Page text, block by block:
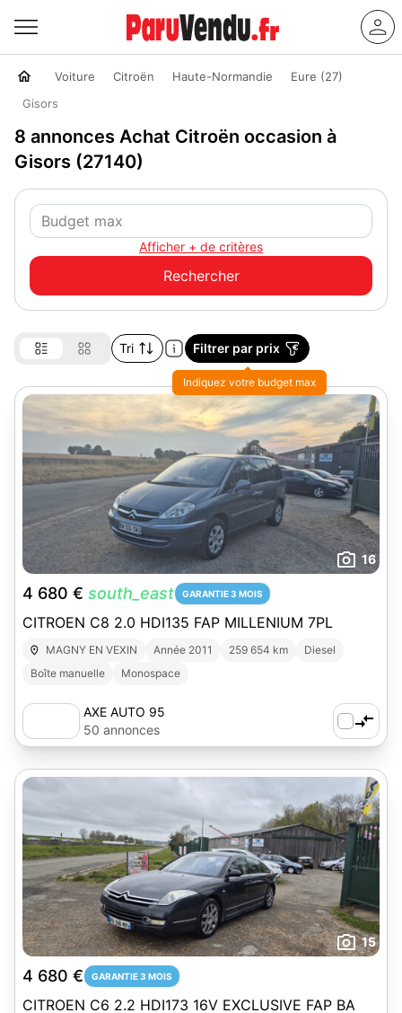
Voiture Citroën Haute-Normandie
Eure (27)
Gisors
8 annonces Achat Citroën occasion à
Gisors (27140)
Afficher + de critères
Tri Filtrer par prix
Indiquez votre budget max
16
4 680 € south_east GARANTIE 3 MOIS
CITROEN C8 2.0 HDI135 FAP MILLENIUM 7PL
MAGNY EN VEXIN Année 2011 259 654 km
Diesel
Boîte manuelle
Monospace
AXE AUTO 95
50 annonces
15
4 680 € GARANTIE 3 MOIS
CITROEN C6 2.2 HDI173 16V EXCLUSIVE FAP BA